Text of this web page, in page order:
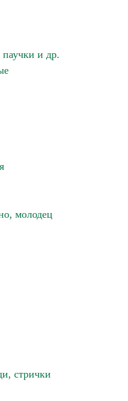
и др.
молодец
стрички